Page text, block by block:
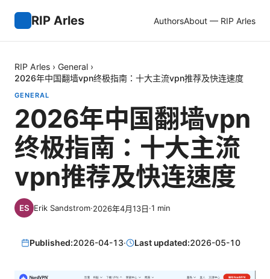
RIP Arles AuthorsAbout — RIP Arles
RIP Arles › General ›
2026年中国翻墙vpn终极指南：十大主流vpn推荐及快连速度
GENERAL
2026年中国翻墙vpn
终极指南：十大主流
vpn推荐及快连速度
Erik Sandstrom·2026年4月13日·1 min
Published:2026-04-13· Last updated:2026-05-10